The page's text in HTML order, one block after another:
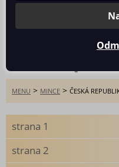
HISTORICKÉ
Česká
MENU > MINCE > ČESKÁ
strana 1
strana 2